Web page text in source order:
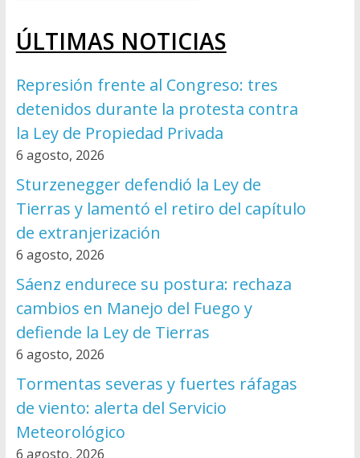
ÚLTIMAS NOTICIAS
Represión frente al Congreso: tres
detenidos durante la protesta contra
la Ley de Propiedad Privada
6 agosto, 2026
Sturzenegger defendió la Ley de
Tierras y lamentó el retiro del capítulo
de extranjerización
6 agosto, 2026
Sáenz endurece su postura: rechaza
cambios en Manejo del Fuego y
defiende la Ley de Tierras
6 agosto, 2026
Tormentas severas y fuertes ráfagas
de viento: alerta del Servicio
Meteorológico
6 agosto, 2026